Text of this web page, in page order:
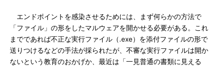
エンドポイントを感染させるためには、まず何らかの方法で
「ファイル」の形をしたマルウェアを開かせる必要がある。これ
までであれば不正な実行ファイル（.exe）を添付ファイルの形で
送りつけるなどの手法が採られたが、不審な実行ファイルは開か
ないという教育のおかげか、最近は「一見普通の書類に見える